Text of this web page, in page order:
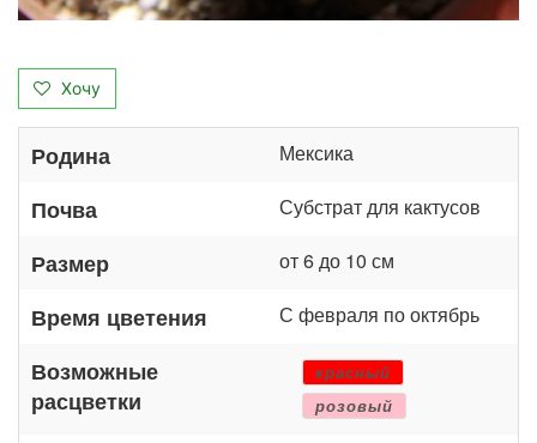
Хочу
Родина Мексика
Почва Субстрат для кактусов
Размер от 6 до 10 см
Время цветения С февраля по октябрь
Возможные
расцветки
красный
розовый